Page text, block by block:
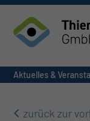
Aktuelles &
zurück zur